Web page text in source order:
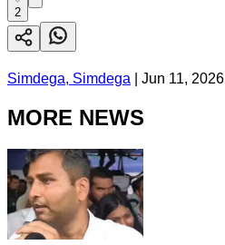
2
Simdega, Simdega Jun 11, 2026
MORE NEWS